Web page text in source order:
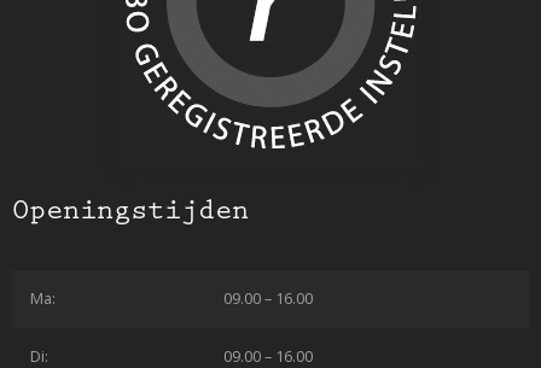
Openingstijden
Ma: 09.00 – 16.00
Di: 09.00 – 16.00